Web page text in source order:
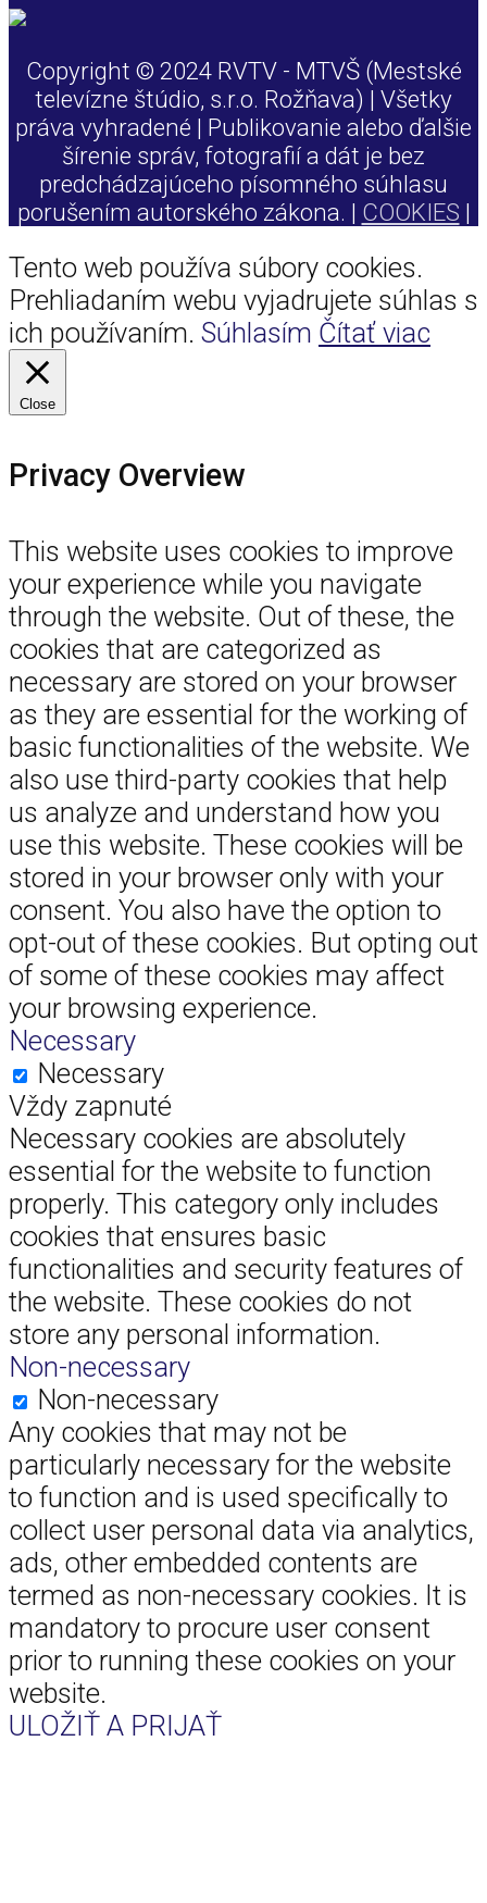
Copyright © 2024 RVTV - MTVŠ (Mestské
televízne štúdio, s.r.o. Rožňava) | Všetky
práva vyhradené | Publikovanie alebo ďalšie
šírenie správ, fotografií a dát je bez
predchádzajúceho písomného súhlasu
porušením autorského zákona. | COOKIES |
Tento web používa súbory cookies.
Prehliadaním webu vyjadrujete súhlas s
ich používaním. Súhlasím Čítať viac
Close
Privacy Overview
This website uses cookies to improve
your experience while you navigate
through the website. Out of these, the
cookies that are categorized as
necessary are stored on your browser
as they are essential for the working of
basic functionalities of the website. We
also use third-party cookies that help
us analyze and understand how you
use this website. These cookies will be
stored in your browser only with your
consent. You also have the option to
opt-out of these cookies. But opting out
of some of these cookies may affect
your browsing experience.
Necessary
Necessary
Vždy zapnuté
Necessary cookies are absolutely
essential for the website to function
properly. This category only includes
cookies that ensures basic
functionalities and security features of
the website. These cookies do not
store any personal information.
Non-necessary
Non-necessary
Any cookies that may not be
particularly necessary for the website
to function and is used specifically to
collect user personal data via analytics,
ads, other embedded contents are
termed as non-necessary cookies. It is
mandatory to procure user consent
prior to running these cookies on your
website.
ULOŽIŤ A PRIJAŤ